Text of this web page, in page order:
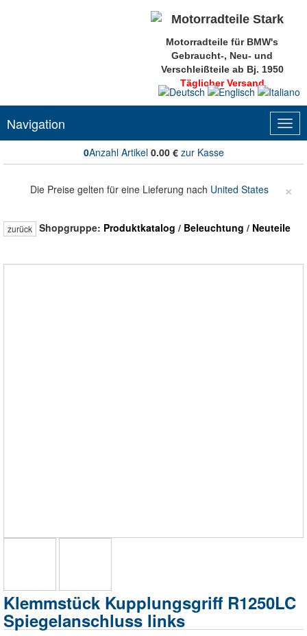
Motorradteile für BMW's
Gebraucht-, Neu- und
Verschleißteile ab Bj. 1950
Täglicher Versand
Navigation
0Anzahl Artikel 0.00€ zur Kasse
Die Preise gelten für eine Lieferung nach United States ×
zurück Shopgruppe: Produktkatalog / Beleuchtung / Neuteile
Klemmstück Kupplungsgriff R1250LC
Spiegelanschluss links